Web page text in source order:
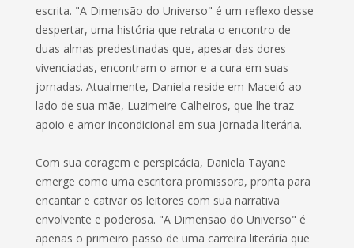
escrita. "A Dimensão do Universo" é um reflexo desse
despertar, uma história que retrata o encontro de
duas almas predestinadas que, apesar das dores
vivenciadas, encontram o amor e a cura em suas
jornadas. Atualmente, Daniela reside em Maceió ao
lado de sua mãe, Luzimeire Calheiros, que lhe traz
apoio e amor incondicional em sua jornada literária.
Com sua coragem e perspicácia, Daniela Tayane
emerge como uma escritora promissora, pronta para
encantar e cativar os leitores com sua narrativa
envolvente e poderosa. "A Dimensão do Universo" é
apenas o primeiro passo de uma carreira literáría que